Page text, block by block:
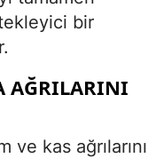
bir
AĞRILARINI
ve kas ağrılarını